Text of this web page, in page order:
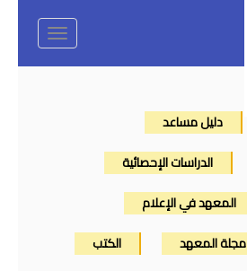
Toggle
navigation
دليل مساعد
الدراسات الإحصائية
المعهد في الإعلام
مجلة المعهد
الكتب